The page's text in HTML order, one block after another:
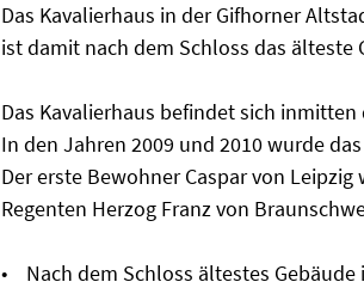
Das Kavalierhaus in der Gifhorner
ist damit nach dem Schloss das älteste
Das Kavalierhaus befindet sich
In den Jahren 2009 und 2010 wurde
Der erste Bewohner Caspar von
Regenten Herzog Franz von
• Nach dem Schloss ältestes Gebäude